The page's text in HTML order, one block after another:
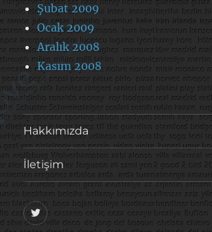
Şubat 2009
Ocak 2009
Aralık 2008
Kasım 2008
Hakkımızda
İletişim
@footballove